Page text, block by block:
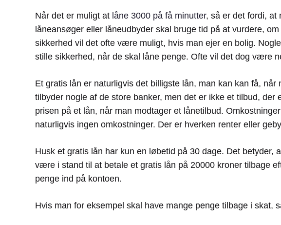
Når det er muligt at låne 3000 på få minutter, så er det fordi, at
låneansøger eller låneudbyder skal bruge tid på at vurdere,
sikkerhed vil det ofte være muligt, hvis man ejer en bolig.
stille sikkerhed, når de skal låne penge. Ofte vil det dog være
Et gratis lån er naturligvis det billigste lån, man kan kan få,
tilbyder nogle af de store banker, men det er ikke et tilbud,
prisen på et lån, når man modtager et lånetilbud.
naturligvis ingen omkostninger. Der er hverken renter eller
Husk et gratis lån har kun en løbetid på 30 dage. Det
være i stand til at betale et gratis lån på 20000 kroner tilbage
penge ind på kontoen.
Hvis man for eksempel skal have mange penge tilbage i